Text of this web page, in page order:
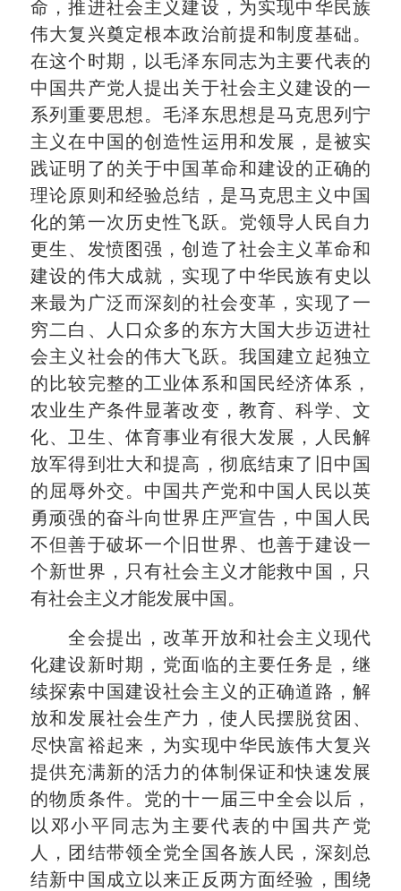
命，推进社会主义建设，为实现中华民族
伟大复兴奠定根本政治前提和制度基础。
在这个时期，以毛泽东同志为主要代表的
中国共产党人提出关于社会主义建设的一
系列重要思想。毛泽东思想是马克思列宁
主义在中国的创造性运用和发展，是被实
践证明了的关于中国革命和建设的正确的
理论原则和经验总结，是马克思主义中国
化的第一次历史性飞跃。党领导人民自力
更生、发愤图强，创造了社会主义革命和
建设的伟大成就，实现了中华民族有史以
来最为广泛而深刻的社会变革，实现了一
穷二白、人口众多的东方大国大步迈进社
会主义社会的伟大飞跃。我国建立起独立
的比较完整的工业体系和国民经济体系，
农业生产条件显著改变，教育、科学、文
化、卫生、体育事业有很大发展，人民解
放军得到壮大和提高，彻底结束了旧中国
的屈辱外交。中国共产党和中国人民以英
勇顽强的奋斗向世界庄严宣告，中国人民
不但善于破坏一个旧世界、也善于建设一
个新世界，只有社会主义才能救中国，只
有社会主义才能发展中国。
全会提出，改革开放和社会主义现代
化建设新时期，党面临的主要任务是，继
续探索中国建设社会主义的正确道路，解
放和发展社会生产力，使人民摆脱贫困、
尽快富裕起来，为实现中华民族伟大复兴
提供充满新的活力的体制保证和快速发展
的物质条件。党的十一届三中全会以后，
以邓小平同志为主要代表的中国共产党
人，团结带领全党全国各族人民，深刻总
结新中国成立以来正反两方面经验，围绕